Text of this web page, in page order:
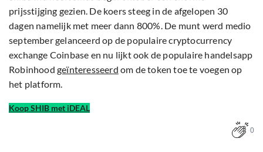
prijsstijging gezien. De koers steeg in de afgelopen 30
dagen namelijk met meer dann 800%. De munt werd medio
september gelanceerd op de populaire cryptocurrency
exchange Coinbase en nu lijkt ook de populaire handelsapp
Robinhood geïnteresseerd om de token toe te voegen op
het platform.
Koop SHIB met iDEAL
0